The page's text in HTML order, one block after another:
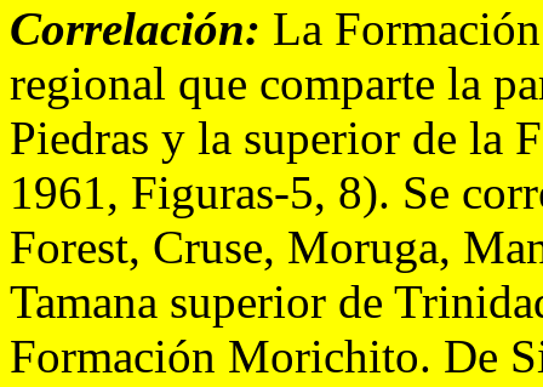
Correlación: La
regional que comparte la
Piedras y la superior de la
1961, Figuras-5, 8). Se
Forest, Cruse, Moruga,
Tamana superior de
Formación Morichito. De